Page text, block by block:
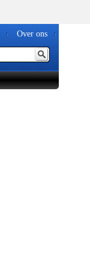
Over ons